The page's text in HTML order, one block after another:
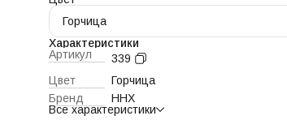
Горчица
Характеристики
Артикул
339
Цвет
Горчица
Бренд
ННХ
Все характеристики